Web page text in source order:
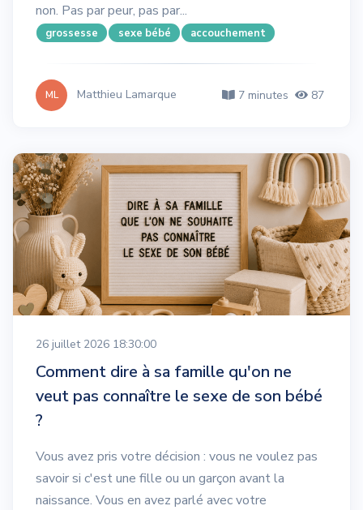
non. Pas par peur, pas par...
grossesse sexe bébé accouchement
ML Matthieu Lamarque 7 minutes 87
26 juillet 2026 18:30:00
Comment dire à sa famille qu'on ne
veut pas connaître le sexe de son bébé
?
Vous avez pris votre décision : vous ne voulez pas
savoir si c'est une fille ou un garçon avant la
naissance. Vous en avez parlé avec votre